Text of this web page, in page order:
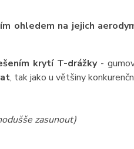
ohledem na jejich
krytí T-drážky-
, tak jako u většiny
zasunout)